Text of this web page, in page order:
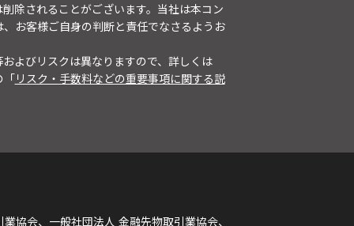
除されることがございます。当社は本コン
お客様ご自身の判断と責任でなさるようお
よびリスクは異なりますので、詳しくは
「リスク・手数料などの重要事項に関する説
協会、一般社団法人 金融先物取引業協会、